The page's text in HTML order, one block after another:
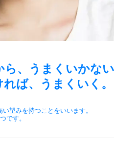
、うまくいかない
ば、うまくいく。
望みを持つことをいいます。
です。